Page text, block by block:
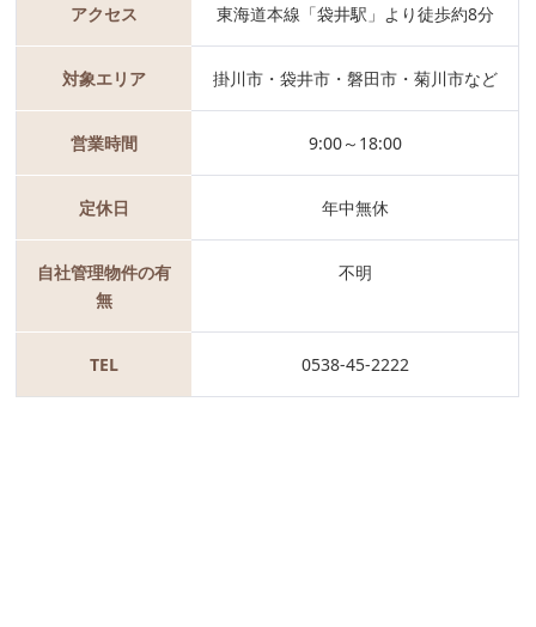
アクセス 東海道本線「袋井駅」より徒歩約8分
対象エリア 掛川市・袋井市・磐田市・菊川市など
営業時間 9:00～18:00
定休日 年中無休
自社管理物件の有
無
不明
TEL 0538-45-2222